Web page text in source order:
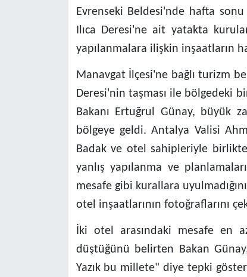
Evrenseki Beldesi'nde hafta
Ilıca Deresi'ne ait yatakta
yapılanmalara ilişkin inşaatların
Manavgat İlçesi'ne bağlı turizm
Deresi'nin taşması ile bölgedeki
Bakanı Ertuğrul Günay, büyük
bölgeye geldi. Antalya Valisi
Badak ve otel sahipleriyle
yanlış yapılanma ve
mesafe gibi kurallara
otel inşaatlarının fotoğraflarını
İki otel arasındaki mesafe en
düştüğünü belirten Bakan
Yazık bu millete" diye tepki